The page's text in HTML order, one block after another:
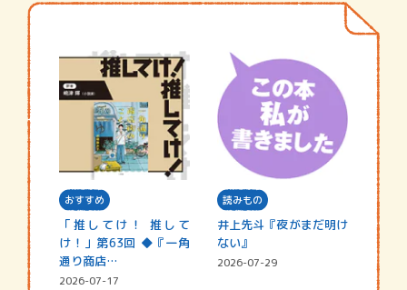
おすすめ
「推してけ！ 推して
け！」第63回 ◆『一角
通り商店…
2026-07-17
読みもの
井上先斗『夜がまだ明け
ない』
2026-07-29